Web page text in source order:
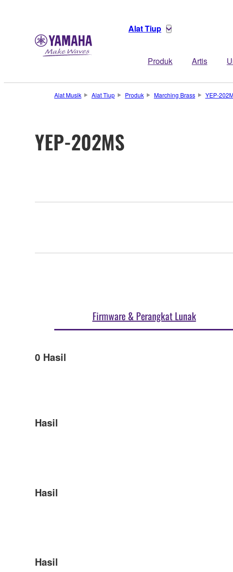
Alat Tiup
Produk Artis
Alat Musik Alat Tiup Produk Marching Brass YEP-
YEP-202MS
Firmware & Perangkat Lunak
0 Hasil
Hasil
Hasil
Hasil